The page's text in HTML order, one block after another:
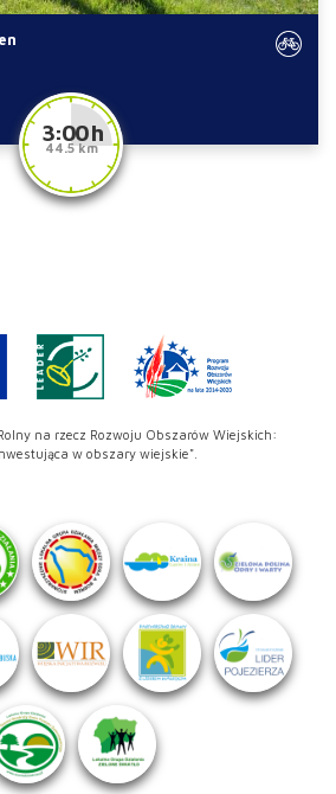
3:00 h
44.5 km
na rzecz Rozwoju Obszarów Wiejskich:
w obszary wiejskie".